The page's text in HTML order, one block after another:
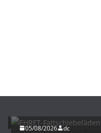
05/08/2026 dc